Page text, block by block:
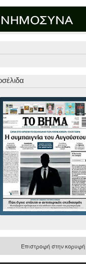
Επιστροφή στην κορυφή